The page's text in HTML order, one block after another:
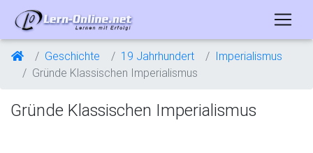
Geschichte 19 Jahrhundert
Imperialismus
Gründe Klassischen Imperialismus
Gründe Klassischen Imperialismus